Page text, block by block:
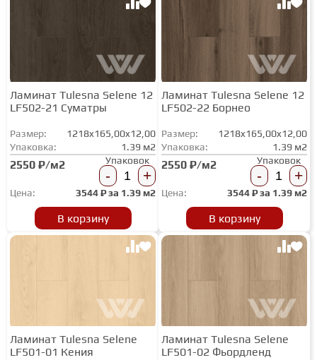
Ламинат Tulesna Selene 12
LF502-21 Суматры
Размер:
1218x165,00x12,00
Упаковка:
1.39 м2
2550 ₽/м2 Упаковок
- +
Цена: 3544₽ за 1.39 м2
В корзину
Ламинат Tulesna Selene 12
LF502-22 Борнео
Размер:
1218x165,00x12,00
Упаковка:
1.39 м2
2550 ₽/м2 Упаковок
- +
Цена: 3544₽ за 1.39 м2
В корзину
Ламинат Tulesna Selene
LF501-01 Кения
Ламинат Tulesna Selene
LF501-02 Фьордленд